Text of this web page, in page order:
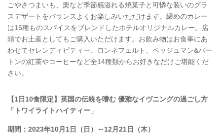
ごやさつまいも、栗など季節感溢れる焼菓子と可憐な装いのグラ
スデザートをバランスよくお楽しみいただけます。締めのカレー
は16種ものスパイスをブレンドしたホテルオリジナルカレー。店
頭でお土産としてもご購入いただけます。お飲み物はお食事にあ
わせてセレンディピティー、ロンネフェルト、ベッジュマン&バー
トンの紅茶やコーヒーなど全14種類からお好きなだけご堪能くだ
さい。
【1日10食限定】英国の伝統を嗜む 優雅なイヴニングの過ごし方
「トワイライトハイティー」
期間：2023年10月1日（日）～12月21日（木）